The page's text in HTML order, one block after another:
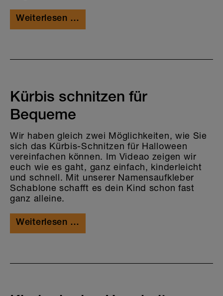
Weiterlesen …
Kürbis schnitzen für
Bequeme
Wir haben gleich zwei Möglichkeiten, wie Sie
sich das Kürbis-Schnitzen für Halloween
vereinfachen können. Im Videao zeigen wir
euch wie es gaht, ganz einfach, kinderleicht
und schnell. Mit unserer Namensaufkleber
Schablone schafft es dein Kind schon fast
ganz alleine.
Weiterlesen …